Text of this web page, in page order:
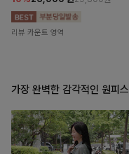
리뷰 카운트 영역
가장 완벽한 감각적인 원피스